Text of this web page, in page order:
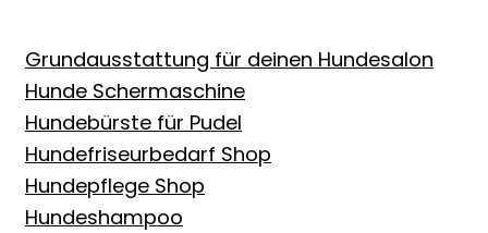
Grundausstattung für deinen Hundesalon
Hunde Schermaschine
Hundebürste für Pudel
Hundefriseurbedarf Shop
Hundepflege Shop
Hundeshampoo